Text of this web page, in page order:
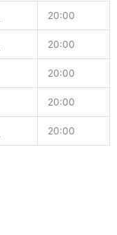
20:00
20:00
20:00
20:00
20:00